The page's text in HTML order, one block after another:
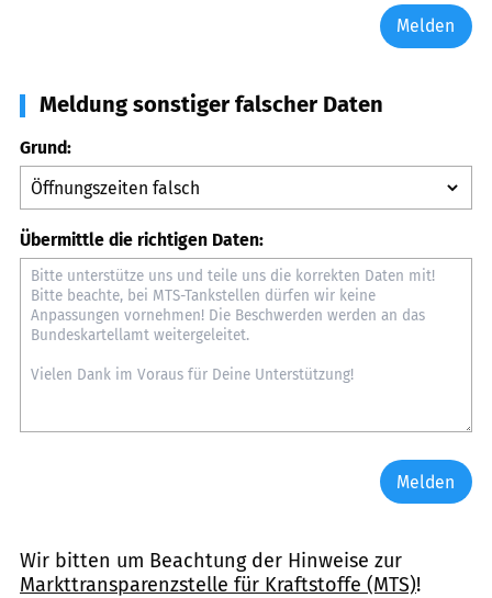
Melden
Meldung sonstiger falscher Daten
Grund:
Übermittle die richtigen Daten:
Melden
Wir bitten um Beachtung der Hinweise zur
Markttransparenzstelle für Kraftstoffe (MTS)!